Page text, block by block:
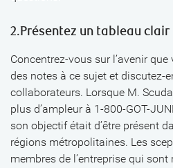
2.Présentez un tableau clair
Concentrez-vous sur l’avenir
des notes à ce sujet et discutez-
collaborateurs. Lorsque M.
plus d’ampleur à 1-800-GOT-
son objectif était d’être présent
régions métropolitaines. Les
membres de l’entreprise qui